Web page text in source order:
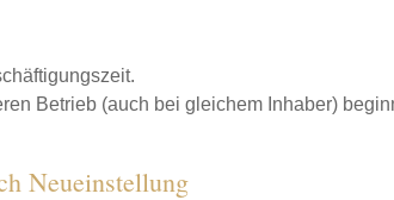
Betrieb (auch bei gleichem Inhaber)
Neueinstellung